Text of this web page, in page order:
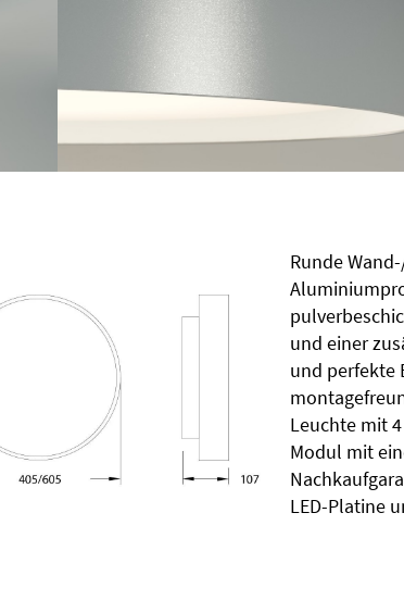
Runde
und einer
und perfekte
Leuchte mit
Modul mit
LED-Platine